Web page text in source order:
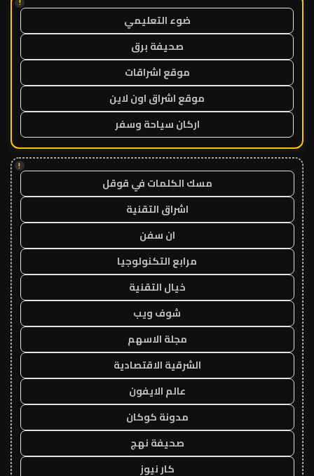
ضوء التعليمي
صحيفة برق
موقع اشراقات
موقع اشراق اون لاين
اركان سياحة وسفر
!
مسك الكلمات في قوقل
اشراق التقنية
ان سفن
مرابع التكنولوجيا
خيال التقنية
شوف ويب
مجلة الاسهم
الشرقية الاقتصادية
عالم الايفون
مدونة كوكان
صحيفة نهج
كار نيوز